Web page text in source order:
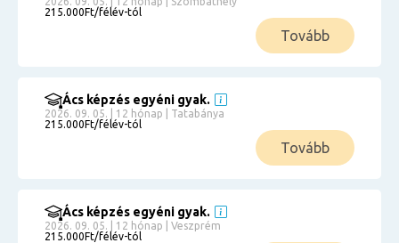
215.000Ft/félév-tól
Tovább
Ács képzés egyéni gyak.
2026. 09. 05. | 12 hónap | Tatabánya
215.000Ft/félév-tól
Tovább
Ács képzés egyéni gyak.
2026. 09. 05. | 12 hónap | Veszprém
215.000Ft/félév-tól